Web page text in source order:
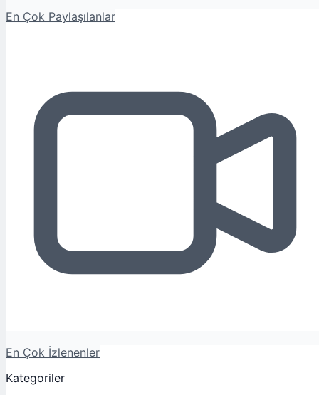
En Çok Paylaşılanlar
En Çok İzlenenler
Kategoriler